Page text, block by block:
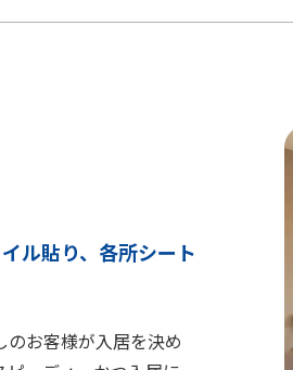
ル貼り、各所シート
お客様が入居を決め